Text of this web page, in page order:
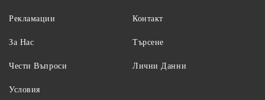
Рекламации
За Нас
Чести Въпроси
Контакт
Търсене
Лични Данни
Условия